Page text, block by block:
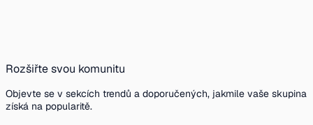
Rozšiřte svou komunitu
Objevte se v sekcích trendů a doporučených, jakmile vaše skupina
získá na popularitě.